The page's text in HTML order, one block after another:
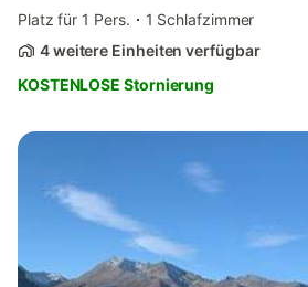
Platz für 1 Pers.
1 Schlafzimmer
4 weitere Einheiten verfügbar
KOSTENLOSE Stornierung